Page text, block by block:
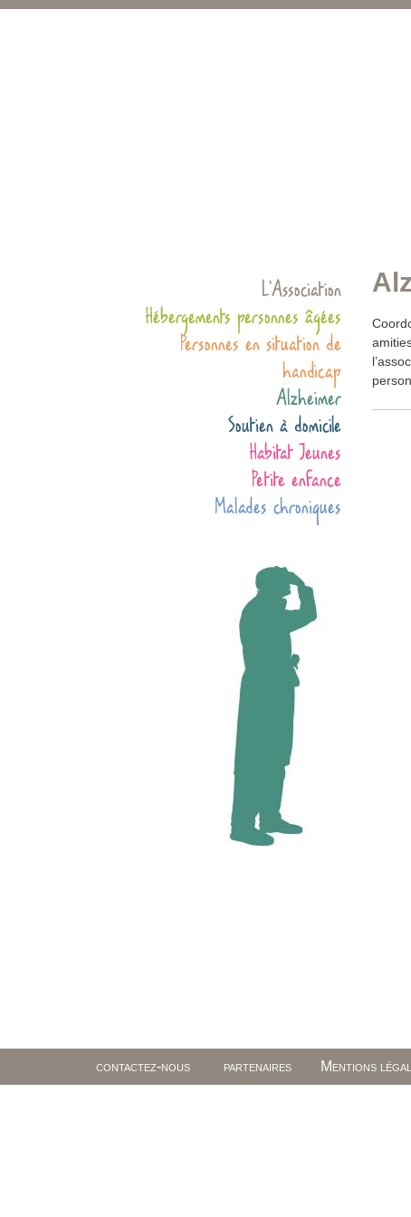
L’Association
Hébergements personnes âgées
Personnes en situation de
handicap
Alzheimer
Soutien à domicile
Habitat Jeunes
Petite enfance
Malades chroniques
contactez-nous partenaires Mentions